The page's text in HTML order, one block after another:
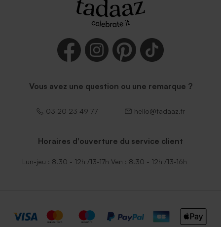
Vous avez une question ou une remarque ?
03 20 23 49 77 hello@tadaaz.fr
Horaires d'ouverture du service client
Lun-jeu : 8.30 - 12h /13-17h Ven : 8.30 - 12h /13-16h